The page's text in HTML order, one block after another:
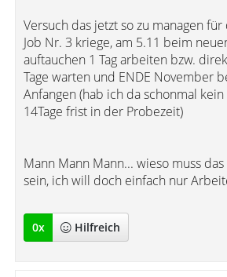
Versuch das jetzt so zu managen für
Job Nr. 3 kriege, am 5.11 beim
auftauchen 1 Tag arbeiten bzw.
Tage warten und ENDE November
Anfangen (hab ich da schonmal
14Tage frist in der Probezeit)
Mann Mann Mann... wieso muss
sein, ich will doch einfach nur
0x Hilfreich